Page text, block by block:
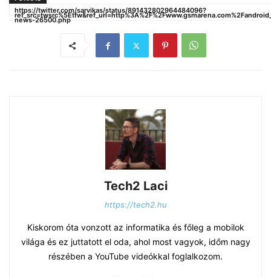
https://twitter.com/sarvikas/status/891432802964484096?
news-26500.php
Tech2 Laci
https://tech2.hu
Kiskorom óta vonzott az informatika és főleg a mobilok
világa és ez juttatott el oda, ahol most vagyok, időm nagy
részében a YouTube videókkal foglalkozom.